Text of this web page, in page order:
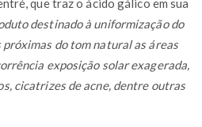
destinado à uniformização do
do tom natural as áreas
exposição solar exagerada,
cicatrizes de acne, dentre outras